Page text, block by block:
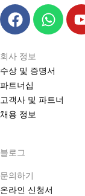
회사 정보
수상 및 증명서
파트너십
고객사 및 파트너
채용 정보
블로그
문의하기
온라인 신청서